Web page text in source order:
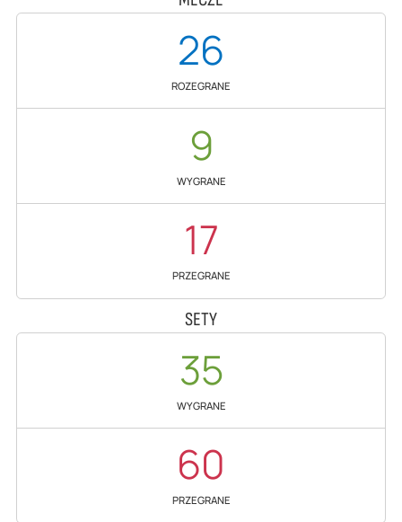
26
ROZEGRANE
9
WYGRANE
17
PRZEGRANE
SETY
35
WYGRANE
60
PRZEGRANE